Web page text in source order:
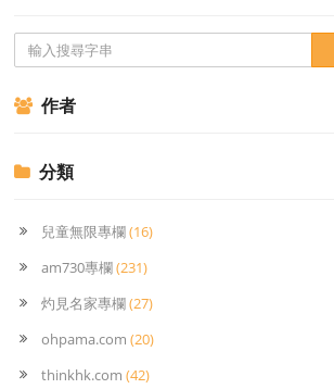
作者
分類
兒童無限專欄(16)
am730專欄(231)
灼見名家專欄(27)
ohpama.com (20)
thinkhk.com (42)